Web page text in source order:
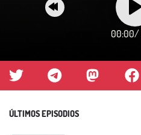
00:00/
ÚLTIMOS EPISODIOS